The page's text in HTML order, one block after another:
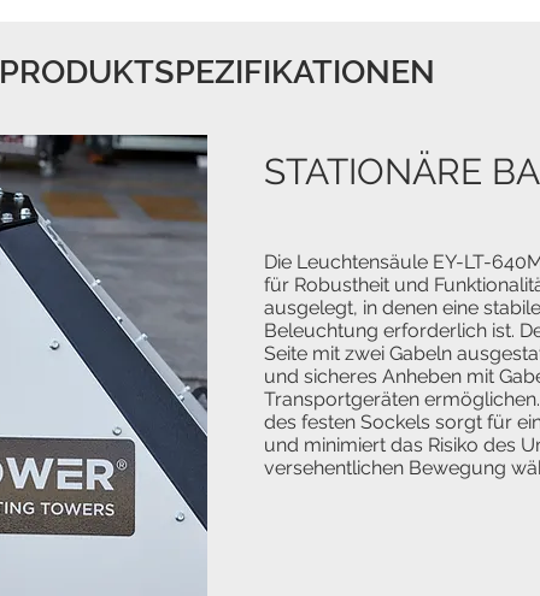
PRODUKTSPEZIFIKATIONEN
STATIONÄRE
Die Leuchtensäule EY-LT-
für Robustheit und
ausgelegt, in denen eine
Beleuchtung erforderlich ist.
Seite mit zwei Gabeln
und sicheres Anheben mit
Transportgeräten
des festen Sockels sorgt für
und minimiert das Risiko des
versehentlichen Bewegung